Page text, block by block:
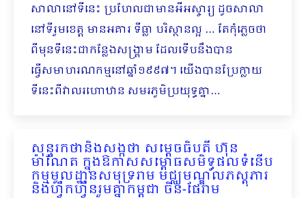
សាលានៅទីនេះ ប្រហែលជាមានអីអស្ចារ្យ ដូចសាលា
នៅទីរួមខេត្ត មានអគារ ទីធ្លា បរិស្ថានល្អ … តែកុំភ្លេចថា
ពីមុនទីនេះជាកន្លែងសង្គ្រាម ដែលទើបនឹងបាន
ធ្វើសមាហរណកម្មនៅឆ្នាំ១៩៩៧។ យើងបានប្រែក្លាយ
ទីនេះពីវាលរហោឋាន សមរភូមិប្រយុទ្ធគ្នា…
សុន្ទរកថានិងសង្កថា សម្ដេចធិបតី ហ៊ុន
ម៉ាណែត ក្នុងឱកាសសម្ពោធសមិទ្ធផលទំនើប
កម្មមូលដ្ឋានសមុទ្ររាម មជ្ឈមណ្ឌលភស្តុភារ
និងហ្វឹកហ្វឺនរួមគ្នាកម្ពុជា ចិន-ផែរាម